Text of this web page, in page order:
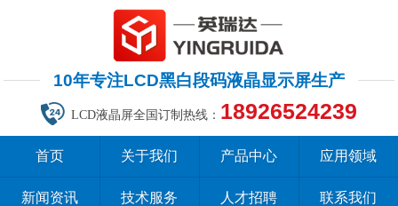
10年专注LCD黑白段码液晶显示屏生产
LCD液晶屏全国订制热线： 18926524239
首页 关于我们 产品中心 应用领域
新闻资讯 技术服务 人才招聘 联系我们